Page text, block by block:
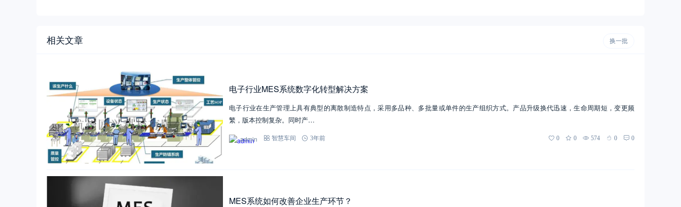
相关文章 换一批
电子行业MES系统数字化转型解决方案
电子行业在生产管理上具有典型的离散制造特点，采用多品种、多批量或单件的生产组织方式。产品升级换代迅速，生命周期短，变更频
繁，版本控制复杂。同时产…
admin 智慧车间 3年前 0 0 574 0 0
MES系统如何改善企业生产环节？